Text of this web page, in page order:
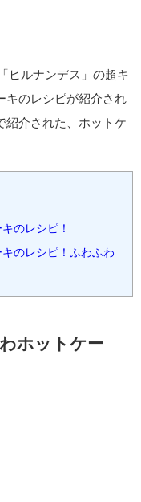
ヒルナンデス」の超キ
キのレシピが紹介され
紹介された、ホットケ
のレシピ！
のレシピ！ふわふわ
ホットケー